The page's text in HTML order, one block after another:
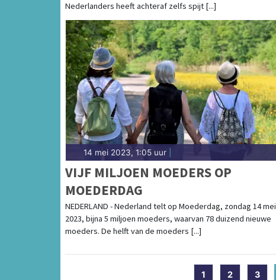
Nederlanders heeft achteraf zelfs spijt [...]
14 mei 2023, 1:05 uur
VIJF MILJOEN MOEDERS OP
MOEDERDAG
NEDERLAND - Nederland telt op Moederdag, zondag 14 mei
2023, bijna 5 miljoen moeders, waarvan 78 duizend nieuwe
moeders. De helft van de moeders [...]
1 2 3